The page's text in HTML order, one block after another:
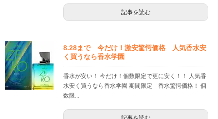
記事を読む
8.28まで 今だけ！激安驚愕価格 人気香水安
く買うなら香水学園
香水が安い！ 今だけ！個数限定で更に安く！！ 人気香
水安く買うなら香水学園 期間限定 香水驚愕価格！ 個
数限...